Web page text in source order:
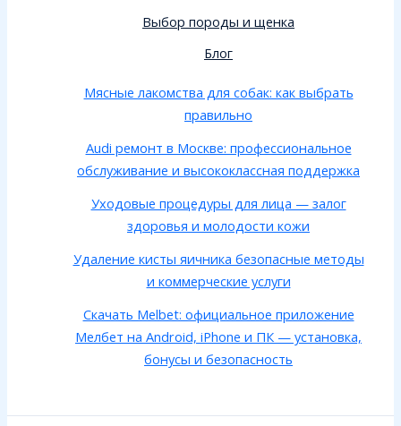
Выбор породы и щенка
Блог
Мясные лакомства для собак: как выбрать
правильно
Audi ремонт в Москве: профессиональное
обслуживание и высококлассная поддержка
Уходовые процедуры для лица — залог
здоровья и молодости кожи
Удаление кисты яичника безопасные методы
и коммерческие услуги
Скачать Melbet: официальное приложение
Мелбет на Android, iPhone и ПК — установка,
бонусы и безопасность